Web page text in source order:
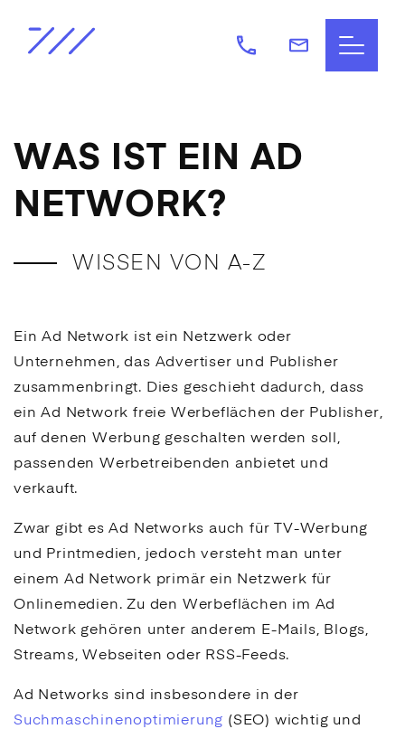
WAS IST EIN AD
NETWORK?
WISSEN VON A-Z
EinAd Network ist ein Netzwerk oder
Unternehmen, das Advertiser und Publisher
zusammenbringt. Dies geschieht dadurch, dass
einAd Network freie Werbeflächen der Publisher,
auf denen Werbung geschalten werden soll,
passenden Werbetreibenden anbietet und
verkauft.
Zwar gibt esAd Networks auch für TV-Werbung
und Printmedien, jedoch versteht man unter
einem Ad Network primär ein Netzwerk für
Onlinemedien. Zu den Werbeflächen im Ad
Network gehören unter anderem E-Mails, Blogs,
Streams, Webseiten oder RSS-Feeds.
Ad Networks sind insbesondere in der
Suchmaschinenoptimierung (SEO) wichtig und